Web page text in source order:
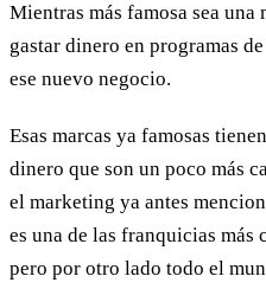
Mientras más famosa sea una
gastar dinero en programas
ese nuevo negocio.
Esas marcas ya famosas
dinero que son un poco más
el marketing ya antes
es una de las franquicias más
pero por otro lado todo el